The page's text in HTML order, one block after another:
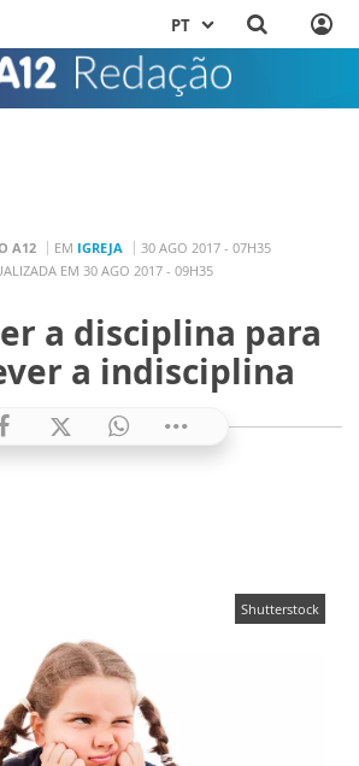
PT
A12 EM IGREJA
30 AGO 2017 - 07H35
EM 30 AGO 2017 - 09H35
a disciplina para
a indisciplina
Shutterstock